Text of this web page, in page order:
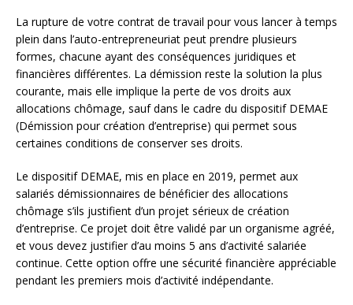
La rupture de votre contrat de travail pour vous lancer à temps
plein dans l’auto-entrepreneuriat peut prendre plusieurs
formes, chacune ayant des conséquences juridiques et
financières différentes. La démission reste la solution la plus
courante, mais elle implique la perte de vos droits aux
allocations chômage, sauf dans le cadre du dispositif DEMAE
(Démission pour création d’entreprise) qui permet sous
certaines conditions de conserver ses droits.
Le dispositif DEMAE, mis en place en 2019, permet aux
salariés démissionnaires de bénéficier des allocations
chômage s’ils justifient d’un projet sérieux de création
d’entreprise. Ce projet doit être validé par un organisme agréé,
et vous devez justifier d’au moins 5 ans d’activité salariée
continue. Cette option offre une sécurité financière appréciable
pendant les premiers mois d’activité indépendante.